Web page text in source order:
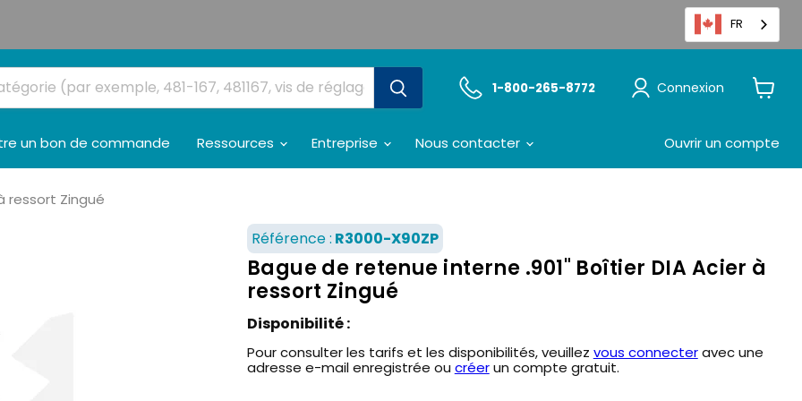
FR
1-800-265-8772 Connexion
panier
un bon de commande Ressources Entreprise Nous contacter Ouvrir un compte
ressort Zingué
Référence : R3000-X90ZP
Bague de retenue interne .901" Boîtier DIA Acier à
ressort Zingué
Disponibilité :
Pour consulter les tarifs et les disponibilités, veuillez vous connecteravec une
adresse e-mail enregistrée ou créerun compte gratuit.